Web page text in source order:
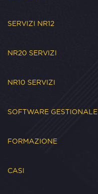
SERVIZI NR12
NR20 SERVIZI
NR10 SERVIZI
SOFTWARE GESTIONALE
FORMAZIONE
CASI